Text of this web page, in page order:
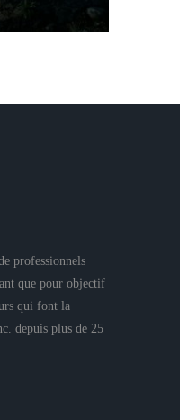
professionnels
que pour objectif
qui font la
depuis plus de 25